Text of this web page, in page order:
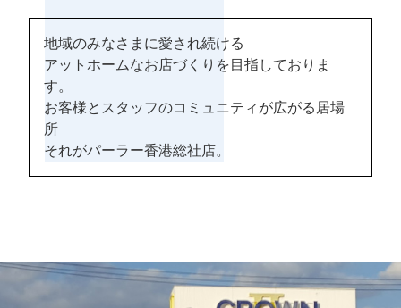
地域のみなさまに愛され続ける
アットホームなお店づくりを目指しておりま
す。
お客様とスタッフのコミュニティが広がる居場
所
それがパーラー香港総社店。